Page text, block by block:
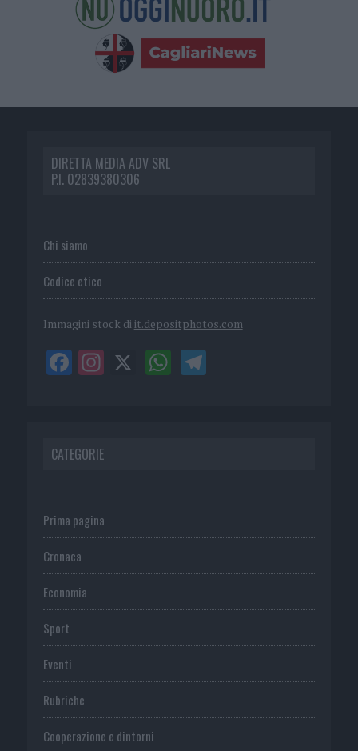
DIRETTA MEDIA ADV SRL
P.I. 02839380306
Chi siamo
Codice etico
Immagini stock di it.depositphotos.com
CATEGORIE
Prima pagina
Cronaca
Economia
Sport
Eventi
Rubriche
Cooperazione e dintorni